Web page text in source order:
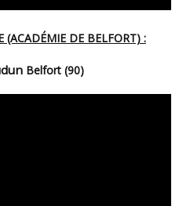
(ACADÉMIE DE BELFORT) :
Belfort (90)